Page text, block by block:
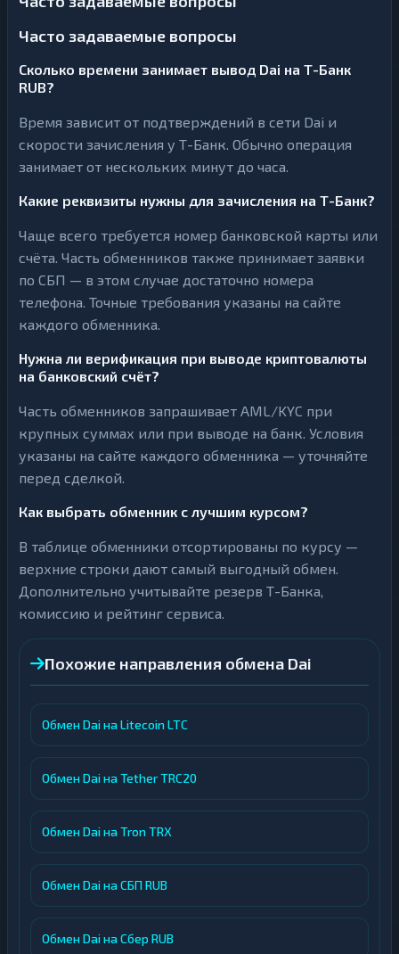
Часто задаваемые вопросы
Сколько времени занимает вывод Dai на Т-Банк
RUB?
Время зависит от подтверждений в сети Dai и
скорости зачисления у Т-Банк. Обычно операция
занимает от нескольких минут до часа.
Какие реквизиты нужны для зачисления на Т-Банк?
Чаще всего требуется номер банковской карты или
счёта. Часть обменников также принимает заявки
по СБП — в этом случае достаточно номера
телефона. Точные требования указаны на сайте
каждого обменника.
Нужна ли верификация при выводе криптовалюты
на банковский счёт?
Часть обменников запрашивает AML/KYC при
крупных суммах или при выводе на банк. Условия
указаны на сайте каждого обменника — уточняйте
перед сделкой.
Как выбрать обменник с лучшим курсом?
В таблице обменники отсортированы по курсу —
верхние строки дают самый выгодный обмен.
Дополнительно учитывайте резерв Т-Банка,
комиссию и рейтинг сервиса.
Похожие направления обмена Dai
Обмен Dai на Litecoin LTC
Обмен Dai на Tether TRC20
Обмен Dai на Tron TRX
Обмен Dai на СБП RUB
Обмен Dai на Сбер RUB